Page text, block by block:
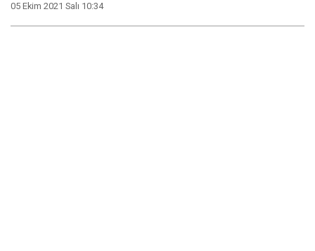
05 Ekim 2021 Salı 10:34